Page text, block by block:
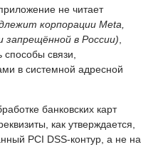
не читает
корпорации Meta,
запрещённой в России)
связи,
в системной адресной
банковских карт
как утверждается,
PCI DSS-контур, а не на